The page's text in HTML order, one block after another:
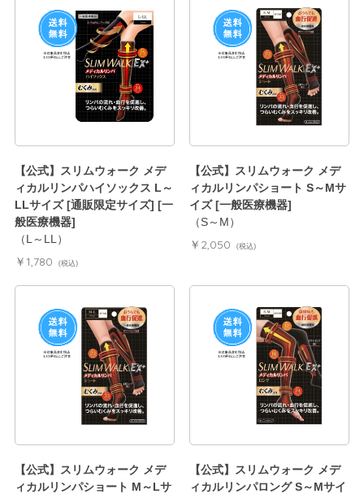
【公式】スリムウォーク メデ
ィカルリンパハイソックス L～
LLサイズ [通販限定サイズ] [一
般医療機器]
（L～LL）
￥1,780 (税込)
【公式】スリムウォーク メデ
ィカルリンパショート S～Mサ
イズ [一般医療機器]
（S～M）
￥2,050 (税込)
【公式】スリムウォーク メデ
ィカルリンパショート M～Lサ
【公式】スリムウォーク メデ
ィカルリンパロング S～Mサイ